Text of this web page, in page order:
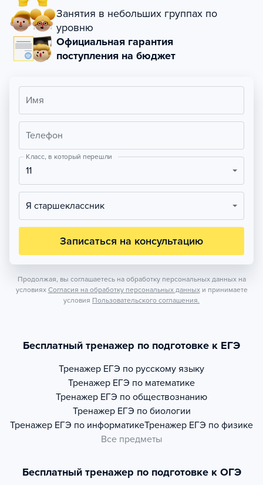
Занятия в небольших группах по
уровню
Официальная гарантия
поступления на бюджет
Имя
Телефон
Класс, в который перешли
11
Я старшеклассник
Записаться на консультацию
Продолжая, вы соглашаетесь на обработку персональных данных на
условиях Согласия на обработку персональных данных и принимаете
условия Пользовательского соглашения.
Бесплатный тренажер по подготовке к ЕГЭ
Тренажер ЕГЭ по русскому языку
Тренажер ЕГЭ по математике
Тренажер ЕГЭ по обществознанию
Тренажер ЕГЭ по биологии
Тренажер ЕГЭ по информатикеТренажер ЕГЭ по физике
Все предметы
Бесплатный тренажер по подготовке к ОГЭ